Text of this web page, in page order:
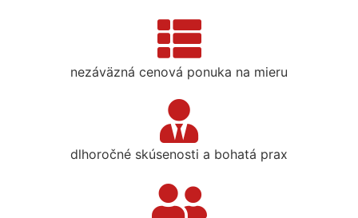
nezáväzná cenová ponuka na mieru
dlhoročné skúsenosti a bohatá prax